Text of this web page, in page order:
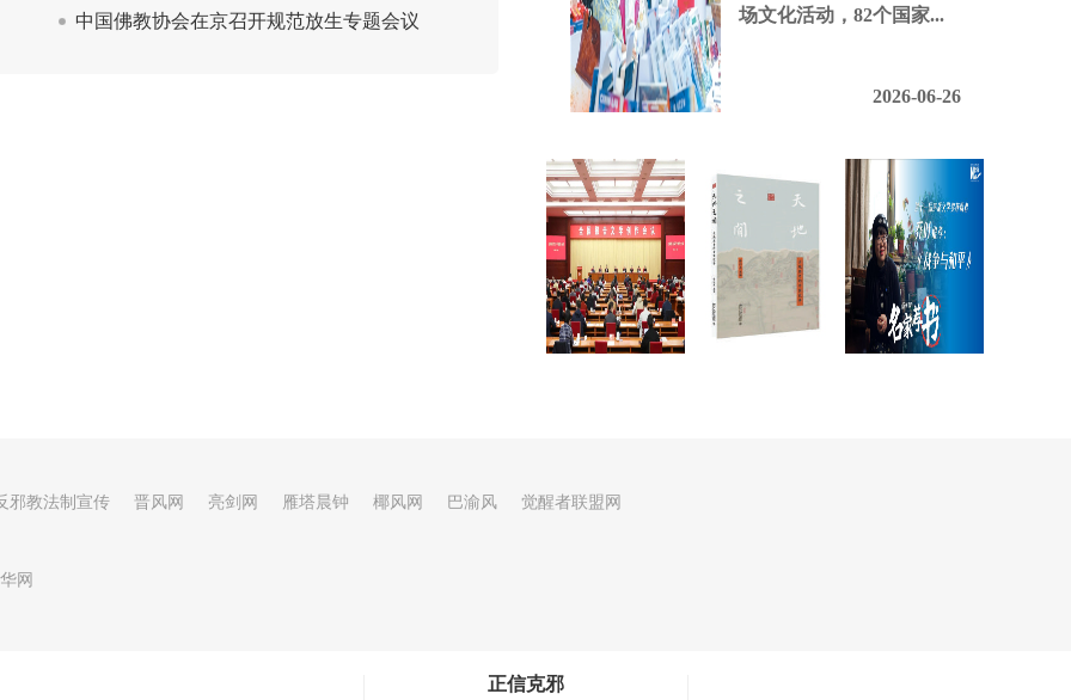
邪教法制宣传 晋风网 亮剑网 雁塔晨钟 椰风网 巴渝风 觉醒者联盟网
网
正信克邪